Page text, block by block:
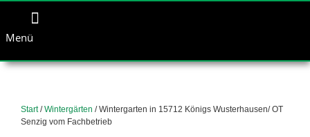
Menü
Start/Wintergärten / Wintergarten in 15712 Königs Wusterhausen/ OT
Senzig vom Fachbetrieb